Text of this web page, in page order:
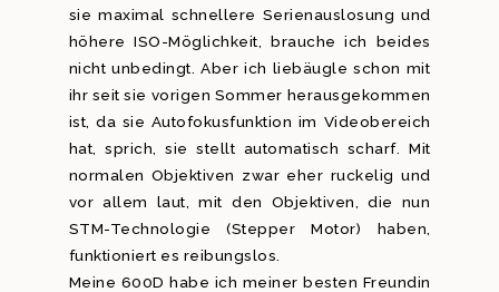
sie maximal schnellere Serienauslosung und
höhere ISO-Möglichkeit, brauche ich beides
nicht unbedingt. Aber ich liebäugle schon mit
ihr seit sie vorigen Sommer herausgekommen
ist, da sie Autofokusfunktion im Videobereich
hat, sprich, sie stellt automatisch scharf. Mit
normalen Objektiven zwar eher ruckelig und
vor allem laut, mit den Objektiven, die nun
STM-Technologie (Stepper Motor) haben,
funktioniert es reibungslos.
Meine 600D habe ich meiner besten Freundin